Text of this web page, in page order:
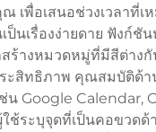
เพื่อเสนอช่วงเวลา
ป็นเรื่องง่ายดาย ฟัง
ร้างหมวดหมู่ที่มีสีต่า
ระสิทธิภาพ คุณสมบัติ
Google Calendar,
ช้ระบุจุดที่เป็นคอขว